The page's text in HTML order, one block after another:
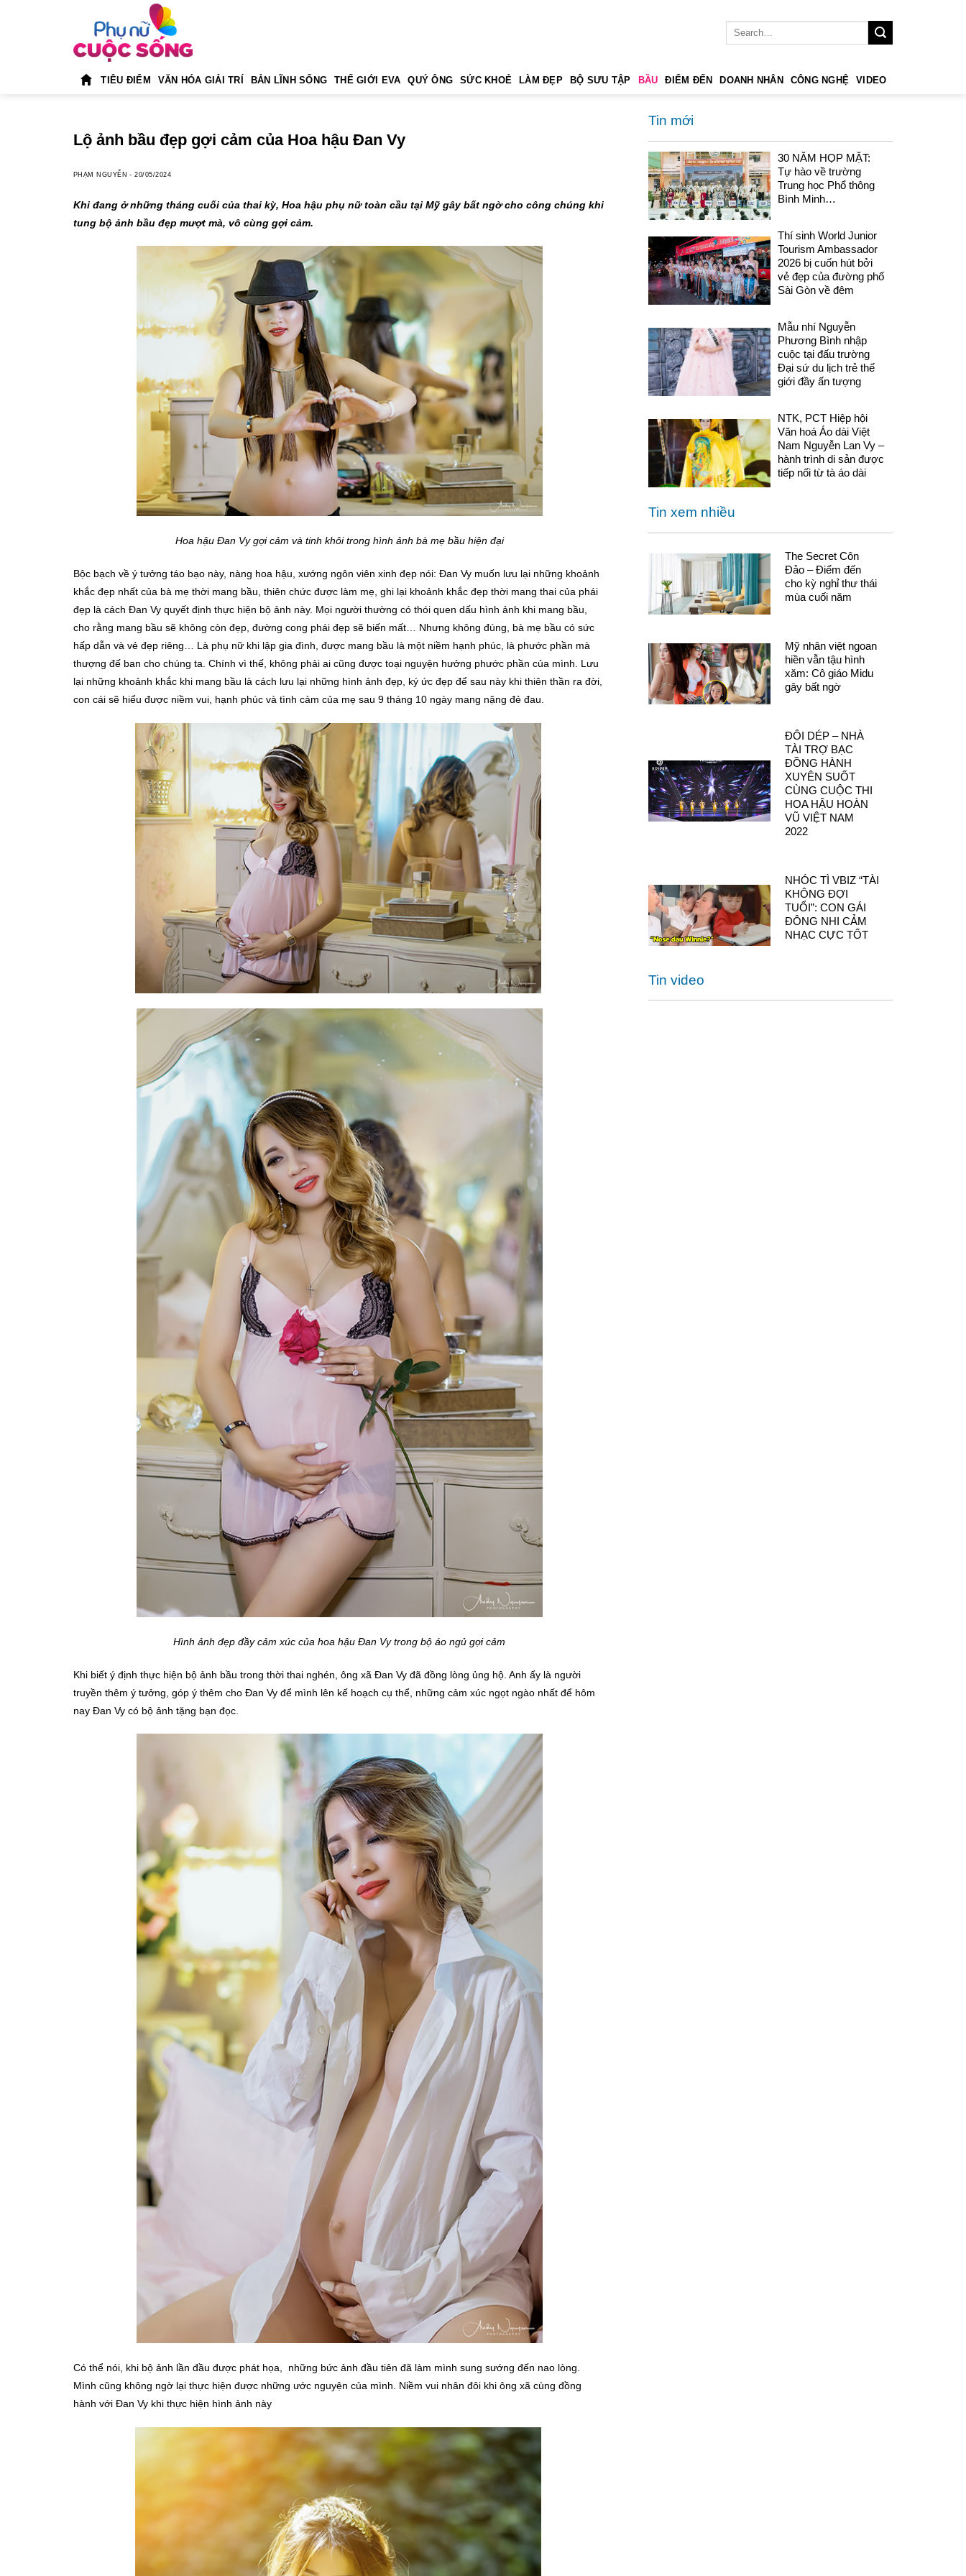
TIÊU ĐIỂM VĂN HÓA GIẢI TRÍ BẢN LĨNH SỐNG THẾ GIỚI EVA QUÝ ÔNG SỨC KHOẺ LÀM ĐẸP BỘ SƯU TẬP BẦU ĐIỂM ĐẾN DOANH NHÂN CÔNG NGHỆ VIDEO
Lộ ảnh bầu đẹp gợi cảm của Hoa hậu Đan Vy
PHẠM NGUYỄN -20/05/2024
Khi đang ở những tháng cuối của thai kỳ, Hoa hậu phụ nữ toàn cầu tại Mỹ gây bất ngờ cho công chúng khi
tung bộ ảnh bầu đẹp mượt mà, vô cùng gợi cảm.
Hoa hậu Đan Vy gợi cảm và tinh khôi trong hình ảnh bà mẹ bầu hiện đại
Bộc bạch về ý tưởng táo bạo này, nàng hoa hậu, xướng ngôn viên xinh đẹp nói: Đan Vy muốn lưu lại những khoảnh
khắc đẹp nhất của bà mẹ thời mang bầu, thiên chức được làm mẹ, ghi lại khoảnh khắc đẹp thời mang thai của phái
đẹp là cách Đan Vy quyết định thực hiện bộ ảnh này. Mọi người thường có thói quen dấu hình ảnh khi mang bầu,
cho rằng mang bầu sẽ không còn đẹp, đường cong phái đẹp sẽ biến mất… Nhưng không đúng, bà mẹ bầu có sức
hấp dẫn và vẻ đẹp riêng… Là phụ nữ khi lập gia đình, được mang bầu là một niềm hạnh phúc, là phước phần mà
thượng đế ban cho chúng ta. Chính vì thế, không phải ai cũng được toại nguyện hưởng phước phần của mình. Lưu
lại những khoảnh khắc khi mang bầu là cách lưu lại những hình ảnh đẹp, ký ức đẹp để sau này khi thiên thần ra đời,
con cái sẽ hiểu được niềm vui, hạnh phúc và tình cảm của mẹ sau 9 tháng 10 ngày mang nặng đẻ đau.
Hình ảnh đẹp đầy cảm xúc của hoa hậu Đan Vy trong bộ áo ngủ gợi cảm
Khi biết ý định thực hiện bộ ảnh bầu trong thời thai nghén, ông xã Đan Vy đã đồng lòng ủng hộ. Anh ấy là người
truyền thêm ý tưởng, góp ý thêm cho Đan Vy để mình lên kế hoạch cụ thể, những cảm xúc ngọt ngào nhất để hôm
nay Đan Vy có bộ ảnh tặng bạn đọc.
Có thể nói, khi bộ ảnh lần đầu được phát họa, những bức ảnh đầu tiên đã làm mình sung sướng đến nao lòng.
Mình cũng không ngờ lại thực hiện được những ước nguyện của mình. Niềm vui nhân đôi khi ông xã cùng đồng
hành với Đan Vy khi thực hiện hình ảnh này
Tin mới
30 NĂM HỌP MẶT:
Tự hào về trường
Trung học Phổ thông
Bình Minh…
Thí sinh World Junior
Tourism Ambassador
2026 bị cuốn hút bởi
vẻ đẹp của đường phố
Sài Gòn về đêm
Mẫu nhí Nguyễn
Phương Bình nhập
cuộc tại đấu trường
Đại sứ du lịch trẻ thế
giới đầy ấn tượng
NTK, PCT Hiệp hội
Văn hoá Áo dài Việt
Nam Nguyễn Lan Vy –
hành trình di sản được
tiếp nối từ tà áo dài
Tin xem nhiều
The Secret Côn
Đảo – Điểm đến
cho kỳ nghỉ thư thái
mùa cuối năm
Mỹ nhân việt ngoan
hiền vẫn tậu hình
xăm: Cô giáo Midu
gây bất ngờ
ĐÔI DÉP – NHÀ
TÀI TRỢ BẠC
ĐỒNG HÀNH
XUYÊN SUỐT
CÙNG CUỘC THI
HOA HẬU HOÀN
VŨ VIỆT NAM
2022
NHÓC TÌ VBIZ “TÀI
KHÔNG ĐỢI
TUỔI”: CON GÁI
ĐÔNG NHI CẢM
NHẠC CỰC TỐT
Tin video